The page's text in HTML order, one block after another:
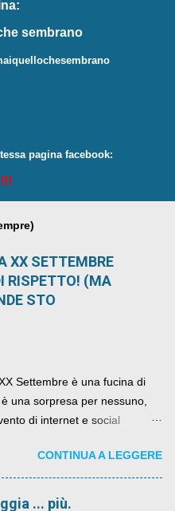
sembrano
pagina facebook:
XX SETTEMBRE
RISPETTO! (MA
STO
Settembre è una fucina di
una sorpresa per nessuno,
di internet e social
traccia scritta nel web.
CONTINUA A LEGGERE
... più.